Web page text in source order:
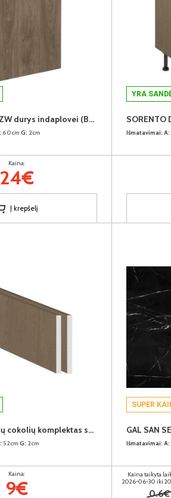
SORENTO D60FZW durys indaplovei (Baltic Storm)
60cm G: 2cm
Kaina:
24€
Į krepšelį
YRA
Išmatavimai: A:
SORENTO šoninių cokolių komplektas spintoms 52cm (2vnt.) (Baltic Storm)
52cm G: 2cm
Kaina:
9€
SUPER
Išmatavimai: A:
Kaina taikyta
2026-06-30 iki
0.6€